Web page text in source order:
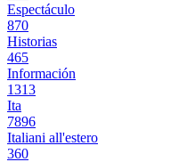
Espectáculo
870
Historias
465
Información
1313
Ita
7896
Italiani all'estero
360